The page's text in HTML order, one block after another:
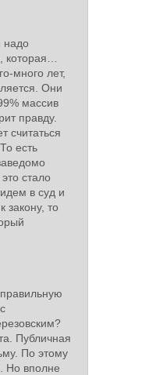
надо
которая…
много лет,
Они
массив
правду.
считаться
есть
стало
в суд и
закону, то
Публичная
По этому
Но вполне